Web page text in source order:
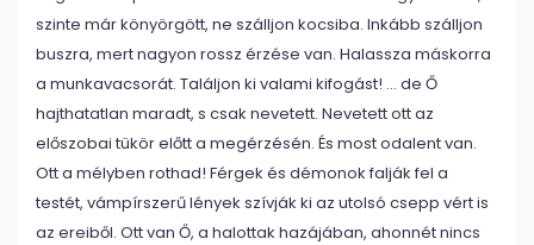
szinte már könyörgött, ne szálljon kocsiba. Inkább szálljon
buszra, mert nagyon rossz érzése van. Halassza máskorra
a munkavacsorát. Találjon ki valami kifogást! … de Ő
hajthatatlan maradt, s csak nevetett. Nevetett ott az
előszobai tükör előtt a megérzésén. És most odalent van.
Ott a mélyben rothad! Férgek és démonok falják fel a
testét, vámpírszerű lények szívják ki az utolsó csepp vért is
az ereiből. Ott van Ő, a halottak hazájában, ahonnét nincs